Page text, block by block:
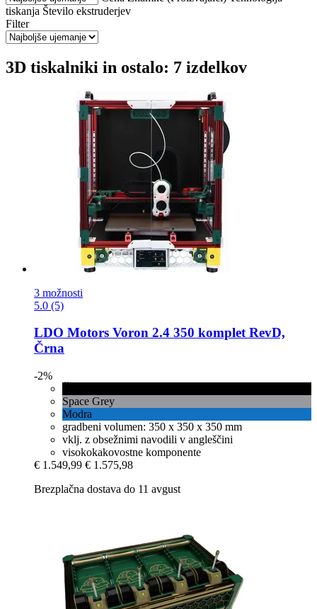
tiskanja Število ekstruderjev
Filter
3D tiskalniki in ostalo: 7 izdelkov
3 možnosti
5.0 (5)
LDO Motors Voron 2.4 350 komplet RevD,
Črna
-2%
Space Grey
Modra
gradbeni volumen: 350 x 350 x 350 mm
vklj. z obsežnimi navodili v angleščini
visokokakovostne komponente
€ 1.549,99 € 1.575,98
Brezplačna dostava do 11 avgust